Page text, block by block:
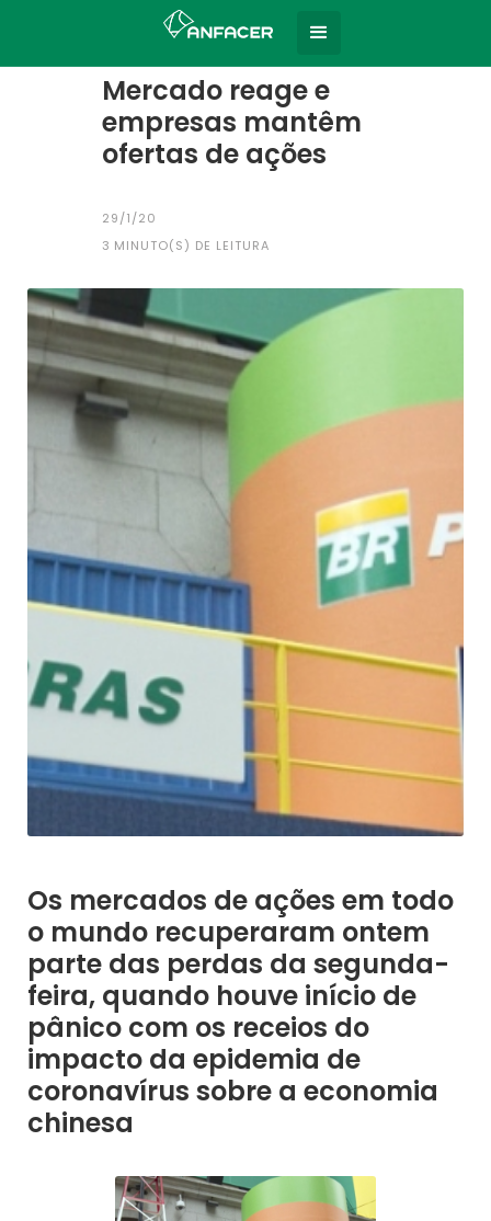
Todas as notícias
Mercado reage e
empresas mantêm
ofertas de ações
29/1/20
3 MINUTO(S) DE LEITURA
Os mercados de ações em todo
o mundo recuperaram ontem
parte das perdas da segunda-
feira, quando houve início de
pânico com os receios do
impacto da epidemia de
coronavírus sobre a economia
chinesa